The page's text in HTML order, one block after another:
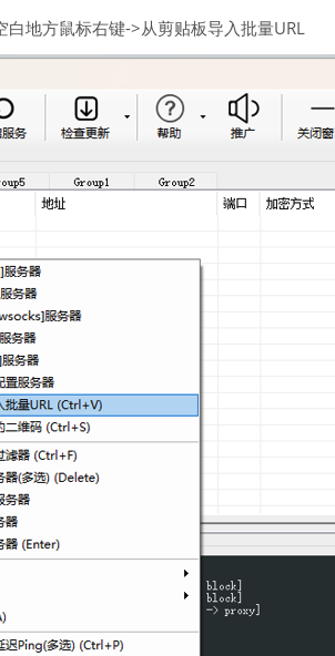
地方鼠标右键->从剪贴板导入批量URL